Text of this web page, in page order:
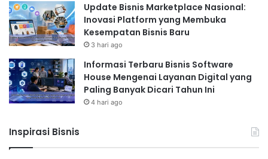
Update Bisnis Marketplace Nasional:
Inovasi Platform yang Membuka
Kesempatan Bisnis Baru
3 hari ago
Informasi Terbaru Bisnis Software
House Mengenai Layanan Digital yang
Paling Banyak Dicari Tahun Ini
4 hari ago
Inspirasi Bisnis